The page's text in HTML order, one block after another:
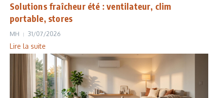
Solutions fraîcheur été : ventilateur, clim
portable, stores
MH 31/07/2026
Lire la suite